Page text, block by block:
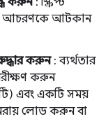
আচরণকে আটকান
করুন: ব্যর্থতার
করুন
এবং একটি সময়
লোড করুন বা